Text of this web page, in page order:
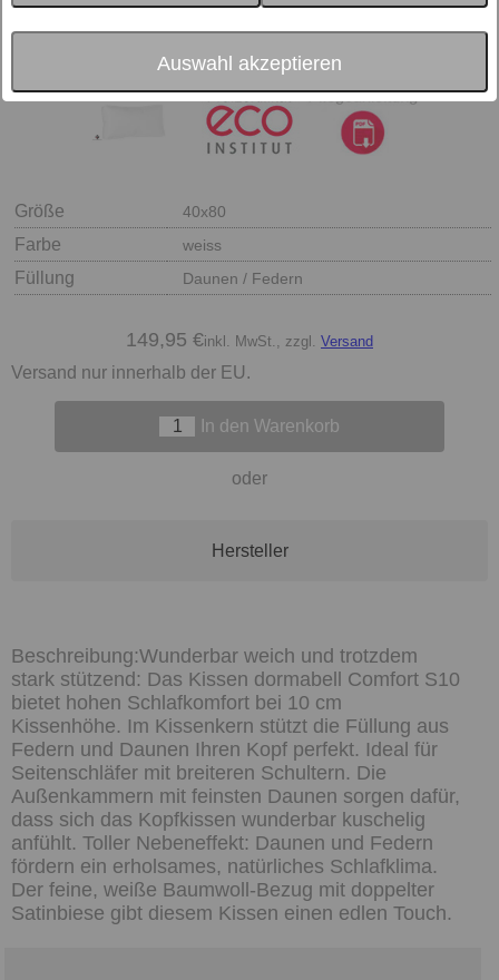
Auswahl akzeptieren
Größe 40x80
Farbe weiss
Füllung Daunen / Federn
149,95 €inkl. MwSt., zzgl. Versand
Versand nur innerhalb der EU.
In den Warenkorb
oder
Hersteller
Wunderbar weich und trotzdem
stark stützend: Das Kissen dormabell Comfort S10
bietet hohen Schlafkomfort bei 10 cm
Kissenhöhe. Im Kissenkern stützt die Füllung aus
Federn und Daunen Ihren Kopf perfekt. Ideal für
Seitenschläfer mit breiteren Schultern. Die
Außenkammern mit feinsten Daunen sorgen dafür,
dass sich das Kopfkissen wunderbar kuschelig
anfühlt. Toller Nebeneffekt: Daunen und Federn
fördern ein erholsames, natürliches Schlafklima.
Der feine, weiße Baumwoll-Bezug mit doppelter
Satinbiese gibt diesem Kissen einen edlen Touch.